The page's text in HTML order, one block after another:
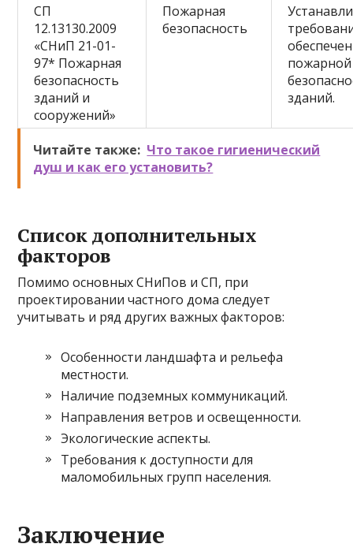
СП
12.13130.2009
«СНиП 21-01-
97* Пожарная
безопасность
зданий и
сооружений»
Пожарная
безопасность
пожарной
зданий.
Читайте также: Что такое гигиенический
душ и как его установить?
Список дополнительных
факторов
Помимо основных СНиПов и СП, при
проектировании частного дома следует
учитывать и ряд других важных факторов:
Особенности ландшафта и рельефа
местности.
Наличие подземных коммуникаций.
Направления ветров и освещенности.
Экологические аспекты.
Требования к доступности для
маломобильных групп населения.
Заключение